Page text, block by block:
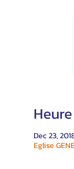
Dec 23,
Eglise